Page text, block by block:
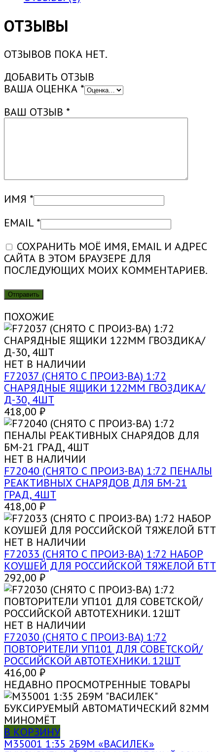
СПЕЦ.
ОБРАБОТКИ
ВОЕННОЙ
ДК-4,
ОТЗЫВЫ
ОТЗЫВОВ ПОКА НЕТ.
ДОБАВИТЬ ОТЗЫВ
ВАША ОЦЕНКА *
ВАШ ОТЗЫВ *
ИМЯ *
EMAIL *
СОХРАНИТЬ МОЁ ИМЯ, EMAIL И АДРЕС
САЙТА В ЭТОМ БРАУЗЕРЕ ДЛЯ
ПОСЛЕДУЮЩИХ МОИХ КОММЕНТАРИЕВ.
ПОХОЖИЕ
НЕТ В НАЛИЧИИ
F72037 (СНЯТО С ПРОИЗ-ВА) 1:72
СНАРЯДНЫЕ ЯЩИКИ 122ММ ГВОЗДИКА/
Д-30, 4ШТ
418,00 ₽
НЕТ В НАЛИЧИИ
F72040 (СНЯТО С ПРОИЗ-ВА) 1:72 ПЕНАЛЫ
РЕАКТИВНЫХ СНАРЯДОВ ДЛЯ БМ-21
ГРАД, 4ШТ
418,00 ₽
НЕТ В НАЛИЧИИ
F72033 (СНЯТО С ПРОИЗ-ВА) 1:72 НАБОР
КОУШЕЙ ДЛЯ РОССИЙСКОЙ ТЯЖЕЛОЙ БТТ
292,00 ₽
НЕТ В НАЛИЧИИ
F72030 (СНЯТО С ПРОИЗ-ВА) 1:72
ПОВТОРИТЕЛИ УП101 ДЛЯ СОВЕТСКОЙ/
РОССИЙСКОЙ АВТОТЕХНИКИ. 12ШТ
416,00 ₽
НЕДАВНО ПРОСМОТРЕННЫЕ ТОВАРЫ
В КОРЗИНУ
M35001 1:35 2Б9М «ВАСИЛЕК»